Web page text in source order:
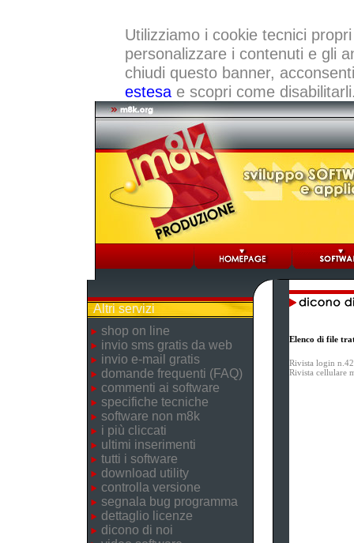
Utilizziamo i cookie tecnici
personalizzare i contenuti e gli
chiudi questo banner,
estesae scopri come
Altri servizi
shop on line
invio sms gratis da web
invio e-mail gratis
domande frequenti (FAQ)
commenti ai software
specifiche tecniche
software non m8k
i più cliccati
ultimi inserimenti
tutti i software
download utility
controlla versione
segnala bug programma
dettaglio licenze
dicono di noi
Elenco di file
Rivista login
Rivista cellulare